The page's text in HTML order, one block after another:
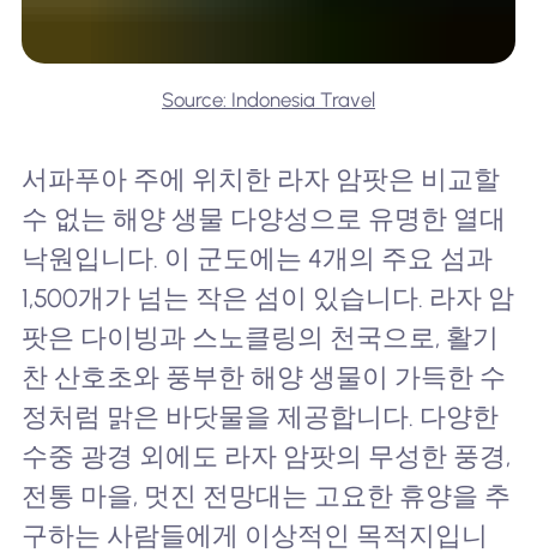
Source: Indonesia Travel
서파푸아 주에 위치한 라자 암팟은 비교할
수 없는 해양 생물 다양성으로 유명한 열대
낙원입니다. 이 군도에는 4개의 주요 섬과
1,500개가 넘는 작은 섬이 있습니다. 라자 암
팟은 다이빙과 스노클링의 천국으로, 활기
찬 산호초와 풍부한 해양 생물이 가득한 수
정처럼 맑은 바닷물을 제공합니다. 다양한
수중 광경 외에도 라자 암팟의 무성한 풍경,
전통 마을, 멋진 전망대는 고요한 휴양을 추
구하는 사람들에게 이상적인 목적지입니